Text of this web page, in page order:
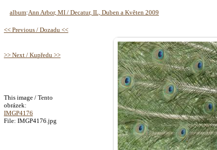
album:Ann Arbor, MI / Decatur, IL, Duben a Květen 2009
<< Previous / Dozadu <<
>> Next / Kupředu >>
This image / Tento
obrázek:
IMGP4176
File: IMGP4176.jpg